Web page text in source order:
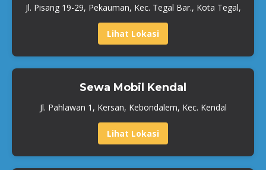
Jl. Pisang 19-29, Pekauman, Kec. Tegal Bar., Kota Tegal,
Lihat Lokasi
Sewa Mobil Kendal
Jl. Pahlawan 1, Kersan, Kebondalem, Kec. Kendal
Lihat Lokasi